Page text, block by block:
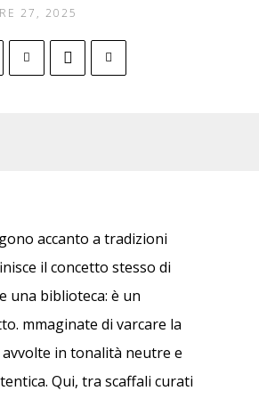
27, 2025
accanto a tradizioni
il concetto stesso di
una biblioteca: è un
mmaginate di varcare la
in tonalità neutre e
Qui, tra scaffali curati